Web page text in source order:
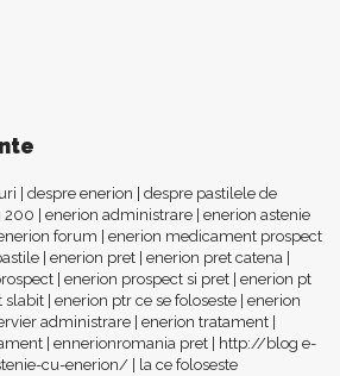
despre enerion
despre pastilele de
200 enerion administrare enerion astenie
forum
enerion medicament prospect
enerion pret enerion pret catena
enerion prospect si pret enerion pt
slabit enerion ptr ce se foloseste enerion
administrare enerion tratament
ennerionromania pret
http://blog e-
cu-enerion/
la ce foloseste